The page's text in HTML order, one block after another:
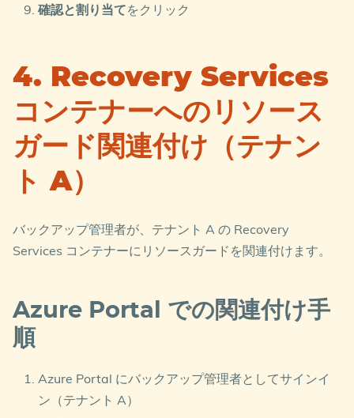
確認と割り当てをクリック
4. Recovery Services
コンテナーへのリソース
ガード関連付け（テナン
ト A）
バックアップ管理者が、テナント A の Recovery
Services コンテナーにリソースガードを関連付けます。
Azure Portal での関連付け手
順
Azure Portal にバックアップ管理者としてサインイ
ン（テナント A）